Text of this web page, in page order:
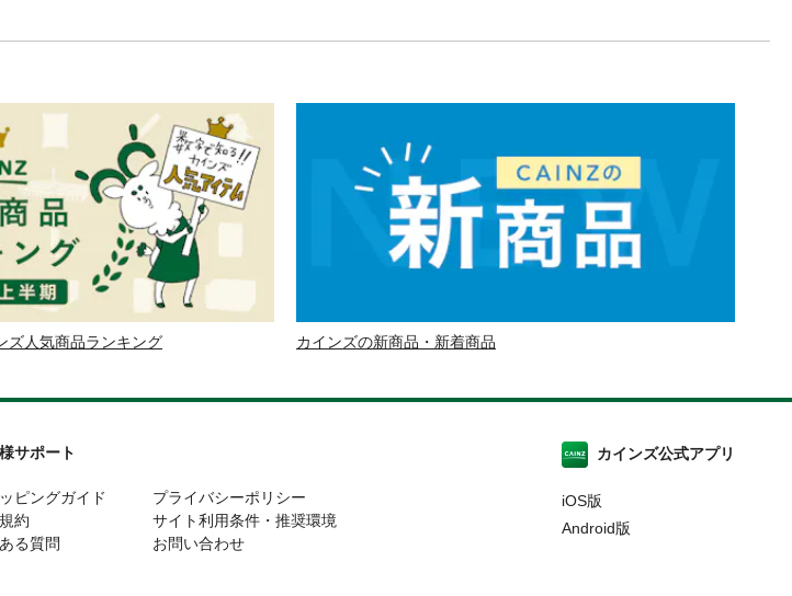
ズ人気商品ランキング カインズの新商品・新着商品
サポート
ピングガイド
約
る質問
プライバシーポリシー
サイト利用条件・推奨環境
お問い合わせ
カインズ公式アプリ
iOS版
Android版